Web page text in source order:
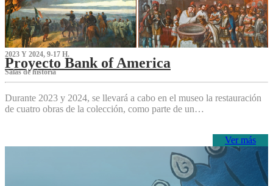
2023 Y 2024, 9-17 H.
Proyecto Bank of America
S‌alas de historia
Durante 2023 y 2024, se llevará a cabo en el museo la restauración
de cuatro obras de la colección, como parte de un…
Ver más